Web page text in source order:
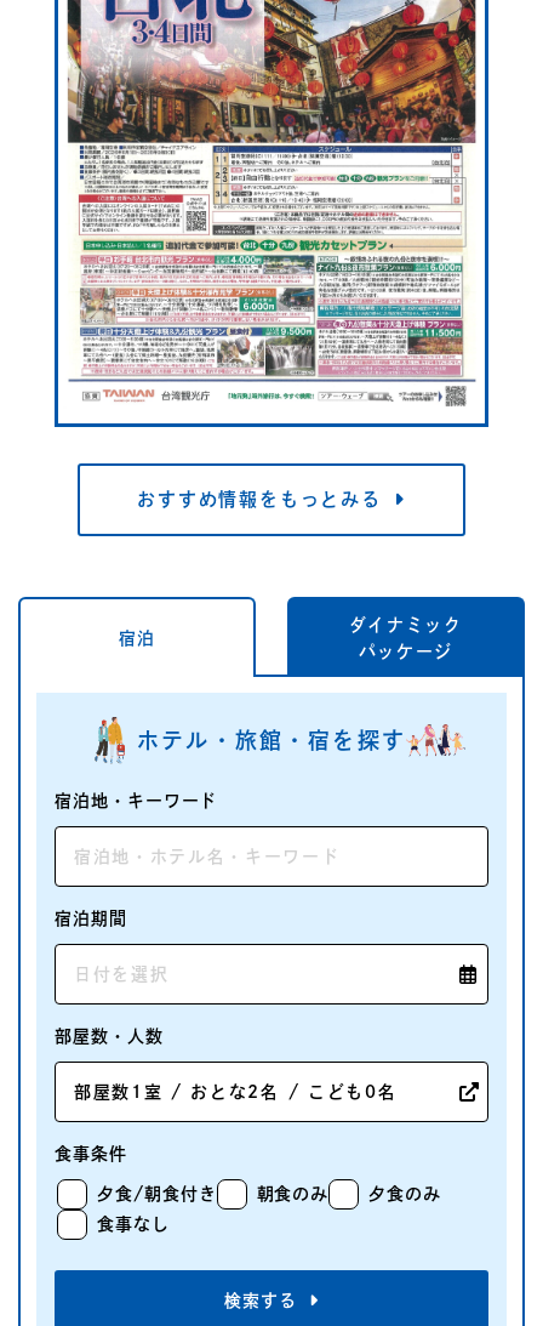
おすすめ情報をもっとみる
宿泊
ダイナミック
パッケージ
ホテル・旅館・宿を探す
宿泊地・ キーワード
宿泊期間
部屋数・人数
食事条件
夕食/朝食付き 朝食のみ
夕食のみ
食事なし
検索する